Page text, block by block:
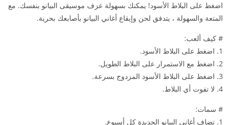
اضغط على البلاط الأسود! يمكنك بسهولة عزف موسيقى البيانو بنفسك. مع
المتعة والسهولة ، يتدفق لحن وإيقاع أغاني البيانو بأصابعك بحرية.
# كيف ألعب:
1. اضغط على البلاط الأسود.
2. اضغط مع الاستمرار على البلاط الطويل.
3. اضغط على البلاط الأسود المزدوج بسرعة.
4. لا تفوت أي البلاط.
# سمات:
1. تضاف أغاني البيانو الجديدة كل أسبوع.